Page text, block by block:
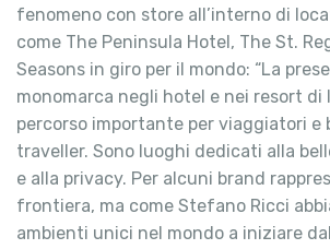
fenomeno con store all’interno di
come The Peninsula Hotel, The St.
Seasons in giro per il mondo: “La
monomarca negli hotel e nei resort di
percorso importante per viaggiatori e
traveller. Sono luoghi dedicati alla
e alla privacy. Per alcuni brand
frontiera, ma come Stefano Ricci
ambienti unici nel mondo a iniziare